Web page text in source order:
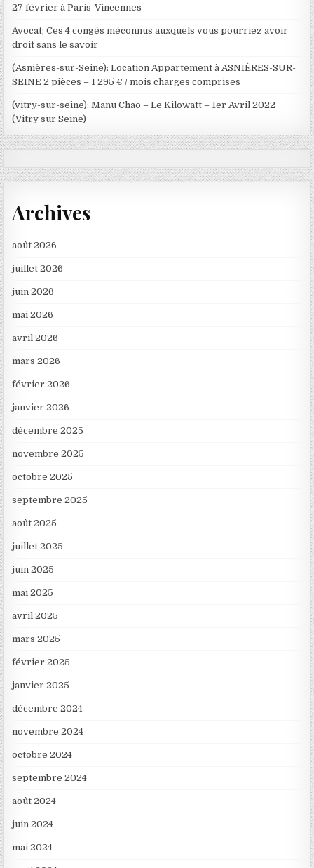
27 février à Paris-Vincennes
Avocat; Ces 4 congés méconnus auxquels vous pourriez avoir
droit sans le savoir
(Asnières-sur-Seine): Location Appartement à ASNIÈRES-SUR-
SEINE 2 pièces – 1 295 € / mois charges comprises
(vitry-sur-seine): Manu Chao – Le Kilowatt – 1er Avril 2022
(Vitry sur Seine)
Archives
août 2026
juillet 2026
juin 2026
mai 2026
avril 2026
mars 2026
février 2026
janvier 2026
décembre 2025
novembre 2025
octobre 2025
septembre 2025
août 2025
juillet 2025
juin 2025
mai 2025
avril 2025
mars 2025
février 2025
janvier 2025
décembre 2024
novembre 2024
octobre 2024
septembre 2024
août 2024
juin 2024
mai 2024